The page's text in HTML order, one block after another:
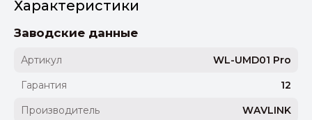
Характеристики
Заводские данные
Артикул
WL-UMD01 Pro
Гарантия
12
Производитель
WAVLINK